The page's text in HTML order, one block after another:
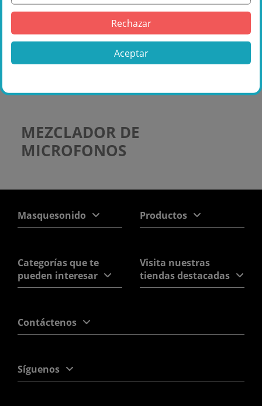
Consulta más
976 36 61 60
MEZCLADOR DE
MICROFONOS
Masquesonido Productos
Categorías que te
pueden interesar
Visita nuestras
tiendas destacadas
Contáctenos
Síguenos
Rechazar
Aceptar